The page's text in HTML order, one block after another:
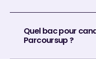
Quel bac pour
Parcoursup ?